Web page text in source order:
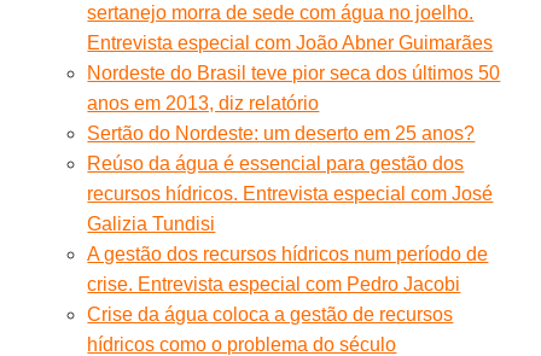
sertanejo morra de sede com água no joelho.
Entrevista especial com João Abner Guimarães
Nordeste do Brasil teve pior seca dos últimos 50
anos em 2013, diz relatório
Sertão do Nordeste: um deserto em 25 anos?
Reúso da água é essencial para gestão dos
recursos hídricos. Entrevista especial com José
Galizia Tundisi
A gestão dos recursos hídricos num período de
crise. Entrevista especial com Pedro Jacobi
Crise da água coloca a gestão de recursos
hídricos como o problema do século